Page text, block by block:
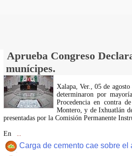
Aprueba Congreso
munícipes.
Xalapa, Ver., 05 de
determinaron por
Procedencia en contra
Montero, y de Ixhuatlán
presentadas por la Comisión Permanente
En
Carga de cemento cae sobre el